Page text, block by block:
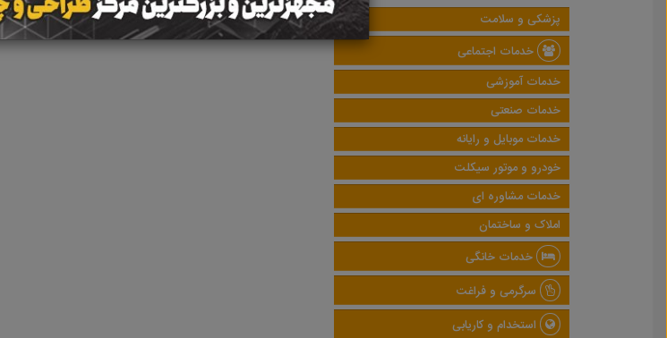
پزشکی و سلامت
خدمات اجتماعی
خدمات آموزشی
خدمات صنعتی
خدمات موبایل و رایانه
خودرو و موتور سیکلت
خدمات مشاوره ای
املاک و ساختمان
خدمات خانگی
سرگرمی و فراغت
استخدام و کاریابی